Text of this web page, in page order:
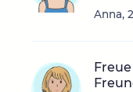
Anna,